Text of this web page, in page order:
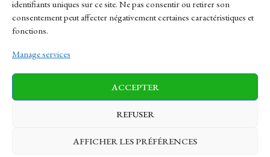
identifiants uniques sur ce site. Ne pas consentir ou retirer son
consentement peut affecter négativement certaines caractéristiques et
fonctions.
Manage services
ACCEPTER
REFUSER
AFFICHER LES PRÉFÉRENCES
Sitemap
News Finance-Marches Politics
Business Tech Health Sports Travel
© 1997-2026 - lepolitique.net. All Rights Reserved.